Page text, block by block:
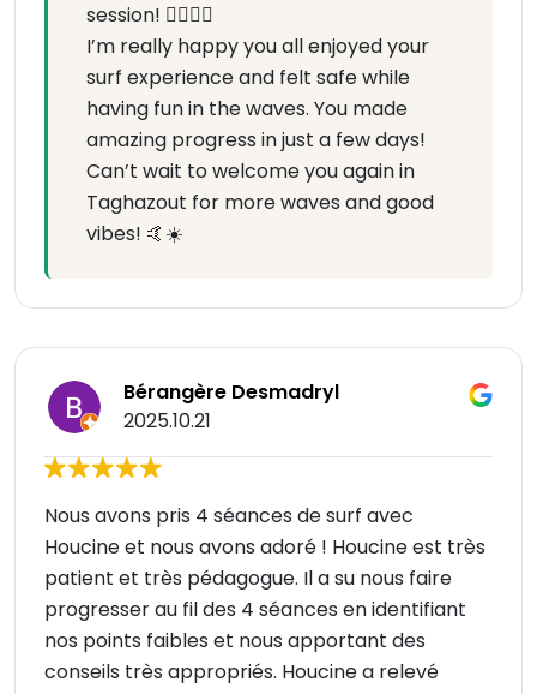
session! 🏄‍♀️🏄‍♂️
I’m really happy you all enjoyed your
surf experience and felt safe while
having fun in the waves. You made
amazing progress in just a few days!
Can’t wait to welcome you again in
Taghazout for more waves and good
vibes! 🤙☀️
Bérangère Desmadryl
2025.10.21
Nous avons pris 4 séances de surf avec
Houcine et nous avons adoré ! Houcine est très
patient et très pédagogue. Il a su nous faire
progresser au fil des 4 séances en identifiant
nos points faibles et nous apportant des
conseils très appropriés. Houcine a relevé